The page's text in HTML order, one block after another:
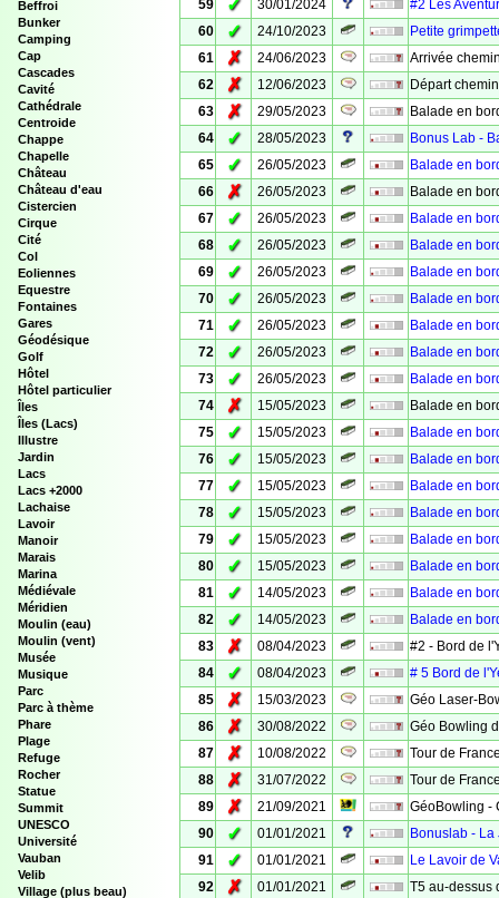
Beffroi
Bunker
Camping
Cap
Cascades
Cavité
Cathédrale
Centroide
Chappe
Chapelle
Château
Château d'eau
Cistercien
Cirque
Cité
Col
Eoliennes
Equestre
Fontaines
Gares
Géodésique
Golf
Hôtel
Hôtel particulier
Îles
Îles (Lacs)
Illustre
Jardin
Lacs
Lacs +2000
Lachaise
Lavoir
Manoir
Marais
Marina
Médiévale
Méridien
Moulin (eau)
Moulin (vent)
Musée
Musique
Parc
Parc à thème
Phare
Plage
Refuge
Rocher
Statue
Summit
UNESCO
Université
Vauban
Velib
Village (plus beau)
59
✓ 30/01/2024
#2 Les
60
✓ 24/10/2023
Petite
61
✗ 24/06/2023
Arrivée
62
✗ 12/06/2023
Départ
63
✗ 29/05/2023
Balade en
64
✓ 28/05/2023
Bonus Lab -
65
✓ 26/05/2023
Balade en
66
✗ 26/05/2023
Balade en
67
✓ 26/05/2023
Balade en
68
✓ 26/05/2023
Balade en
69
✓ 26/05/2023
Balade en
70
✓ 26/05/2023
Balade en
71
✓ 26/05/2023
Balade en
72
✓ 26/05/2023
Balade en
73
✓ 26/05/2023
Balade en
74
✗ 15/05/2023
Balade en
75
✓ 15/05/2023
Balade en
76
✓ 15/05/2023
Balade en
77
✓ 15/05/2023
Balade en
78
✓ 15/05/2023
Balade en
79
✓ 15/05/2023
Balade en
80
✓ 15/05/2023
Balade en
81
✓ 14/05/2023
Balade en
82
✓ 14/05/2023
Balade en
83
✗ 08/04/2023
#2 - Bord de
84
✓ 08/04/2023
# 5 Bord de
85
✗ 15/03/2023
Géo Laser-
86
✗ 30/08/2022
Géo Bowling
87
✗ 10/08/2022
Tour de
88
✗ 31/07/2022
Tour de
89
✗ 21/09/2021
GéoBowling -
90
✓ 01/01/2021
Bonuslab - La
91
✓ 01/01/2021
Le Lavoir de
92
✗ 01/01/2021 T5 au-dessus